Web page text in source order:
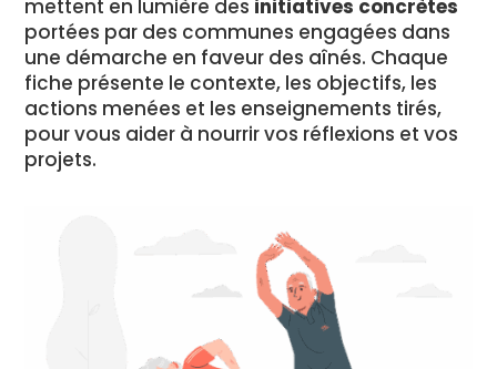
mettent en lumière des initiatives concrètes
portées par des communes engagées dans
une démarche en faveur des aînés. Chaque
fiche présente le contexte, les objectifs, les
actions menées et les enseignements tirés,
pour vous aider à nourrir vos réflexions et vos
projets.